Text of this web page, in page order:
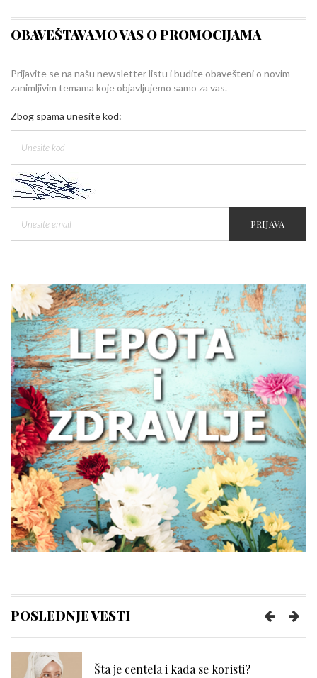
OBAVEŠTAVAMO VAS O PROMOCIJAMA
Prijavite se na našu newsletter listu i budite obavešteni o novim
zanimljivim temama koje objavljujemo samo za vas.
Zbog spama unesite kod:
PRIJAVA
POSLEDNJE VESTI
Zašto žene treba da obrate pažnju na
zdravlje creva
Kako prepoznati trenutak kada vam je
potreban prečišćivač vazduha?
Šta je centela i kada se koristi?